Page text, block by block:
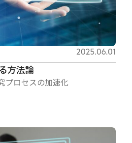
方法論
プロセスの加速化
2025.06.01